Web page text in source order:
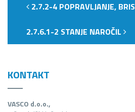
2.7.2-4 POPRAVLJANJE,
2.7.6.1-2 STANJE NAROČIL
KONTAKT
VASCO d.o.o.,